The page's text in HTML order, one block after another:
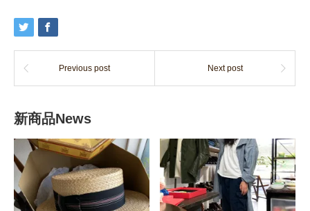
Previous post Next post
新商品News